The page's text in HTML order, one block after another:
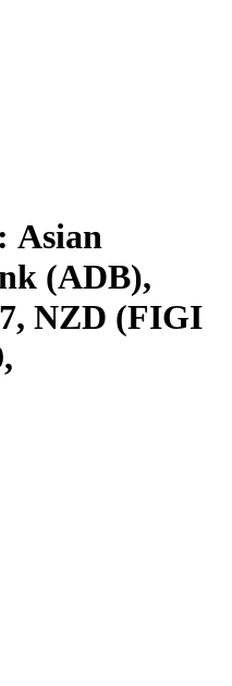
Asian
(ADB),
NZD (FIGI